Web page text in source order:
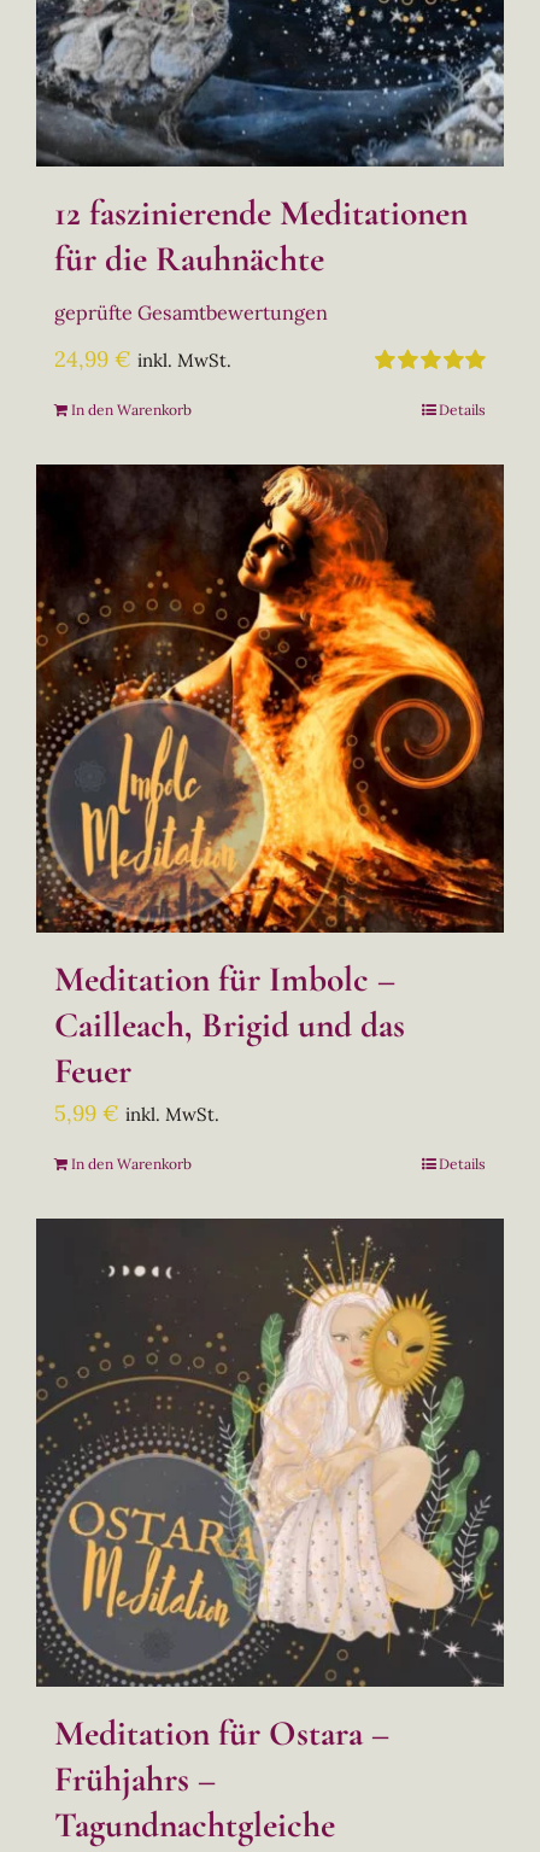
12 faszinierende Meditationen
für die Rauhnächte
5.00von
geprüfte Gesamtbewertungen
24,99 € inkl. MwSt.
In den Warenkorb Details
Meditation für Imbolc –
Cailleach, Brigid und das
Feuer
5,99 € inkl. MwSt.
In den Warenkorb Details
Meditation für Ostara –
Frühjahrs –
Tagundnachtgleiche